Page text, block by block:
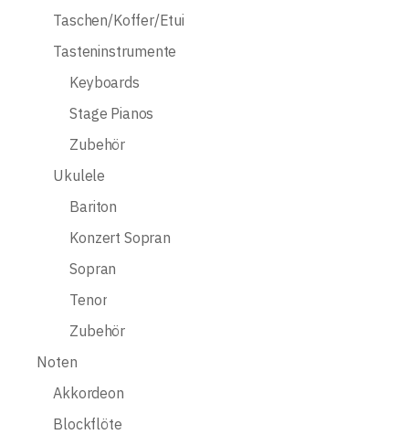
Taschen/Koffer/Etui
Tasteninstrumente
Keyboards
Stage Pianos
Zubehör
Ukulele
Bariton
Konzert Sopran
Sopran
Tenor
Zubehör
Noten
Akkordeon
Blockflöte